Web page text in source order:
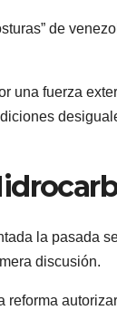
de
una fuerza
la pasada
discusión.